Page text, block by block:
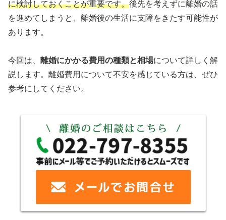
に検討しておくことが重要です。後先を考えずに離婚の話
を進めてしまうと、離婚後の生活に支障をきたす可能性が
あります。
今回は、 離婚にかかる費用の種類と相場について詳しく解
説します。離婚費用について不安を感じている方は、ぜひ
参考にしてください。